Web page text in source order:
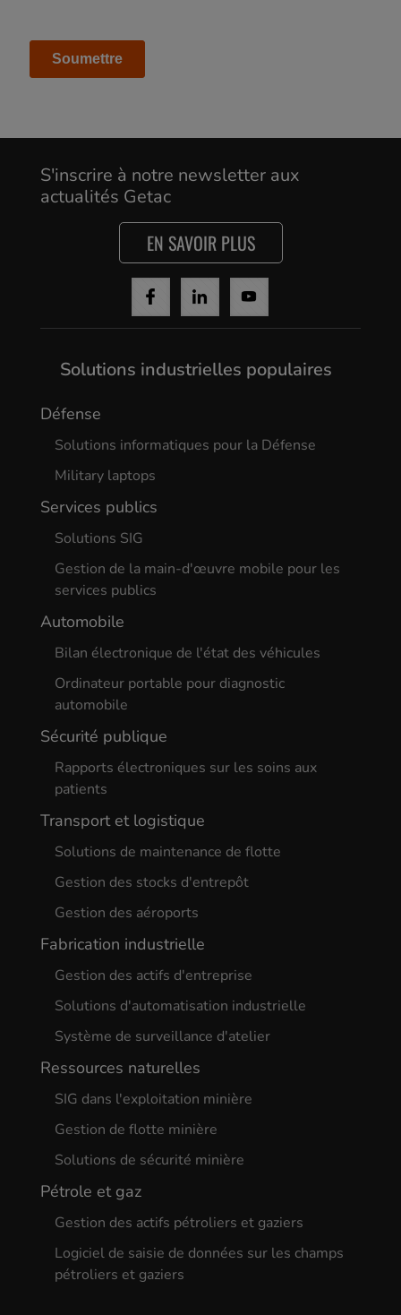
S'inscrire à notre newsletter aux
actualités Getac
EN SAVOIR PLUS
Solutions industrielles populaires
Défense
Solutions informatiques pour la Défense
Military laptops
Services publics
Solutions SIG
Gestion de la main-d'œuvre mobile pour les
services publics
Automobile
Bilan électronique de l'état des véhicules
Ordinateur portable pour diagnostic
automobile
Sécurité publique
Rapports électroniques sur les soins aux
patients
Transport et logistique
Solutions de maintenance de flotte
Gestion des stocks d'entrepôt
Gestion des aéroports
Fabrication industrielle
Gestion des actifs d'entreprise
Solutions d'automatisation industrielle
Système de surveillance d'atelier
Ressources naturelles
SIG dans l'exploitation minière
Gestion de flotte minière
Solutions de sécurité minière
Pétrole et gaz
Gestion des actifs pétroliers et gaziers
Logiciel de saisie de données sur les champs
pétroliers et gaziers